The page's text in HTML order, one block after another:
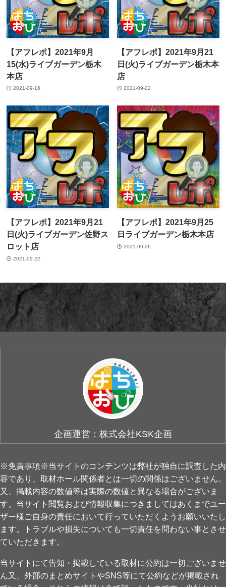
【アフレポ】2021年9月
15(水)ライブガーデン栃木
本店
2021-09-16
【アフレポ】2021年9月21
日(火)ライブガーデン栃木本
店
2021-09-22
【アフレポ】2021年9月21
日(火)ライブガーデン佐野ス
ロット店
2021-09-22
【アフレポ】2021年9月25
日ライブガーデン栃木本店
2021-09-26
企画運営：株式会社KSK企画
※免責事項※当サイトのコンテンツは弊社が独自に調査した内
容であり、取材ホール関係者とは一切の関係はございません。
又、掲載内容の数値等は実際の数値と異なる場合がございま
す。当サイト閲覧および情報収集につきましてはあくまでユー
ザー様ご自身の責任において行っていただくようお願いいたし
ます。トラブルや損失についても一切責任を問わない事とさせ
ていただきます。
当サイトにて告知・掲載している取材に公約は一切ございませ
ん又、外部のまとめサイトやSNS等にて公約などが掲載され